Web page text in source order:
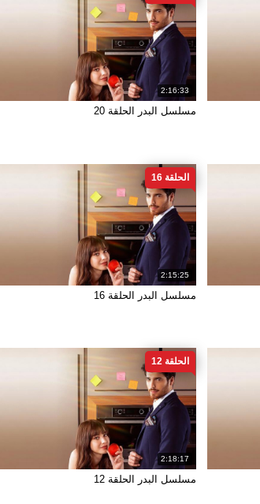
2:16:33
مسلسل البدر الحلقة 20
2:15:25
الحلقة 16
مسلسل البدر الحلقة 16
2:18:17
الحلقة 12
مسلسل البدر الحلقة 12